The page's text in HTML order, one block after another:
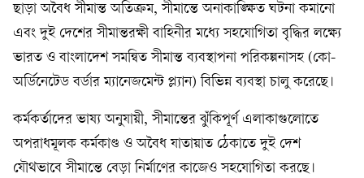
ছাড়া অবৈধ সীমান্ত অতিক্রম, সীমান্তে অনাকাঙ্ক্ষিত ঘটনা কমানো
এবং দুই দেশের সীমান্তরক্ষী বাহিনীর মধ্যে সহযোগিতা বৃদ্ধির লক্ষ্যে
ভারত ও বাংলাদেশ সমন্বিত সীমান্ত ব্যবস্থাপনা পরিকল্পনাসহ (কো-
অর্ডিনেটেড বর্ডার ম্যানেজমেন্ট প্ল্যান) বিভিন্ন ব্যবস্থা চালু করেছে।
কর্মকর্তাদের ভাষ্য অনুযায়ী, সীমান্তের ঝুঁকিপূর্ণ এলাকাগুলোতে
অপরাধমূলক কর্মকাণ্ড ও অবৈধ যাতায়াত ঠেকাতে দুই দেশ
যৌথভাবে সীমান্তে বেড়া নির্মাণের কাজেও সহযোগিতা করছে।